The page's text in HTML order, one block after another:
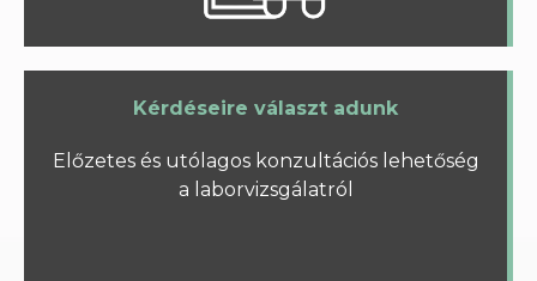
Kérdéseire választ adunk
Előzetes és utólagos konzultációs lehetőség
a laborvizsgálatról